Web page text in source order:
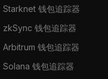
Starknet 钱包追踪器
zkSync 钱包追踪器
Arbitrum 钱包追踪器
Solana 钱包追踪器